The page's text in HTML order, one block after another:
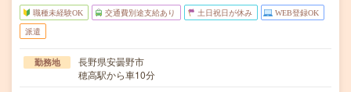
職種未経験OK 交通費別途支給あり 土日祝日が休み WEB登録OK
派遣
勤務地
長野県安曇野市
穂高駅から車10分